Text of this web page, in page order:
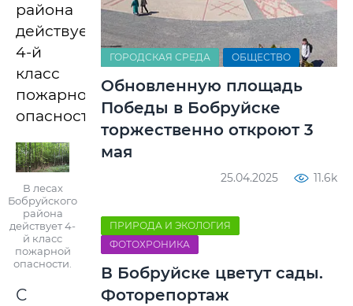
района
действует
4-й
класс
пожарной
опасности.
В лесах
Бобруйского
района
действует 4-
й класс
пожарной
опасности.
С
ГОРОДСКАЯ СРЕДА ОБЩЕСТВО
Обновленную площадь
Победы в Бобруйске
торжественно откроют 3
мая
25.04.2025 11.6k
ПРИРОДА И ЭКОЛОГИЯ
ФОТОХРОНИКА
В Бобруйске цветут сады.
Фоторепортаж